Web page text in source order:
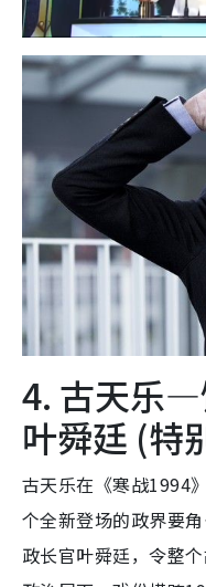
4. 古天乐—
叶舜廷 (特
古天乐在《寒战1994
个全新登场的政界要
政长官叶舜廷，令整